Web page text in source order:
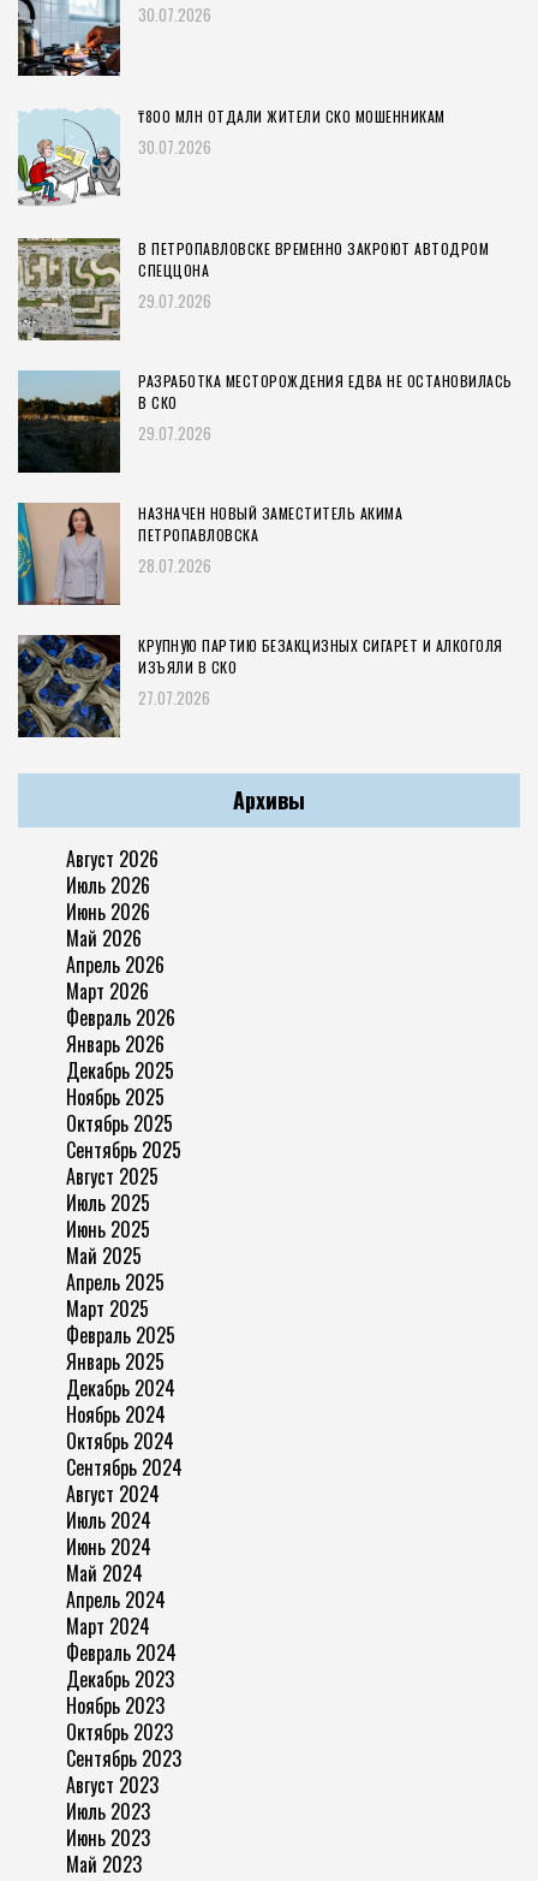
30.07.2026
₸800 МЛН ОТДАЛИ ЖИТЕЛИ СКО МОШЕННИКАМ
30.07.2026
В ПЕТРОПАВЛОВСКЕ ВРЕМЕННО ЗАКРОЮТ АВТОДРОМ
СПЕЦЦОНА
29.07.2026
РАЗРАБОТКА МЕСТОРОЖДЕНИЯ ЕДВА НЕ ОСТАНОВИЛАСЬ
В СКО
29.07.2026
НАЗНАЧЕН НОВЫЙ ЗАМЕСТИТЕЛЬ АКИМА
ПЕТРОПАВЛОВСКА
28.07.2026
КРУПНУЮ ПАРТИЮ БЕЗАКЦИЗНЫХ СИГАРЕТ И АЛКОГОЛЯ
ИЗЪЯЛИ В СКО
27.07.2026
Архивы
Август 2026
Июль 2026
Июнь 2026
Май 2026
Апрель 2026
Март 2026
Февраль 2026
Январь 2026
Декабрь 2025
Ноябрь 2025
Октябрь 2025
Сентябрь 2025
Август 2025
Июль 2025
Июнь 2025
Май 2025
Апрель 2025
Март 2025
Февраль 2025
Январь 2025
Декабрь 2024
Ноябрь 2024
Октябрь 2024
Сентябрь 2024
Август 2024
Июль 2024
Июнь 2024
Май 2024
Апрель 2024
Март 2024
Февраль 2024
Декабрь 2023
Ноябрь 2023
Октябрь 2023
Сентябрь 2023
Август 2023
Июль 2023
Июнь 2023
Май 2023